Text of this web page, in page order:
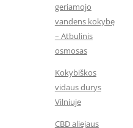
geriamojo
vandens kokybę
– Atbulinis
osmosas
Kokybiškos
vidaus durys
Vilniuje
CBD aliejaus